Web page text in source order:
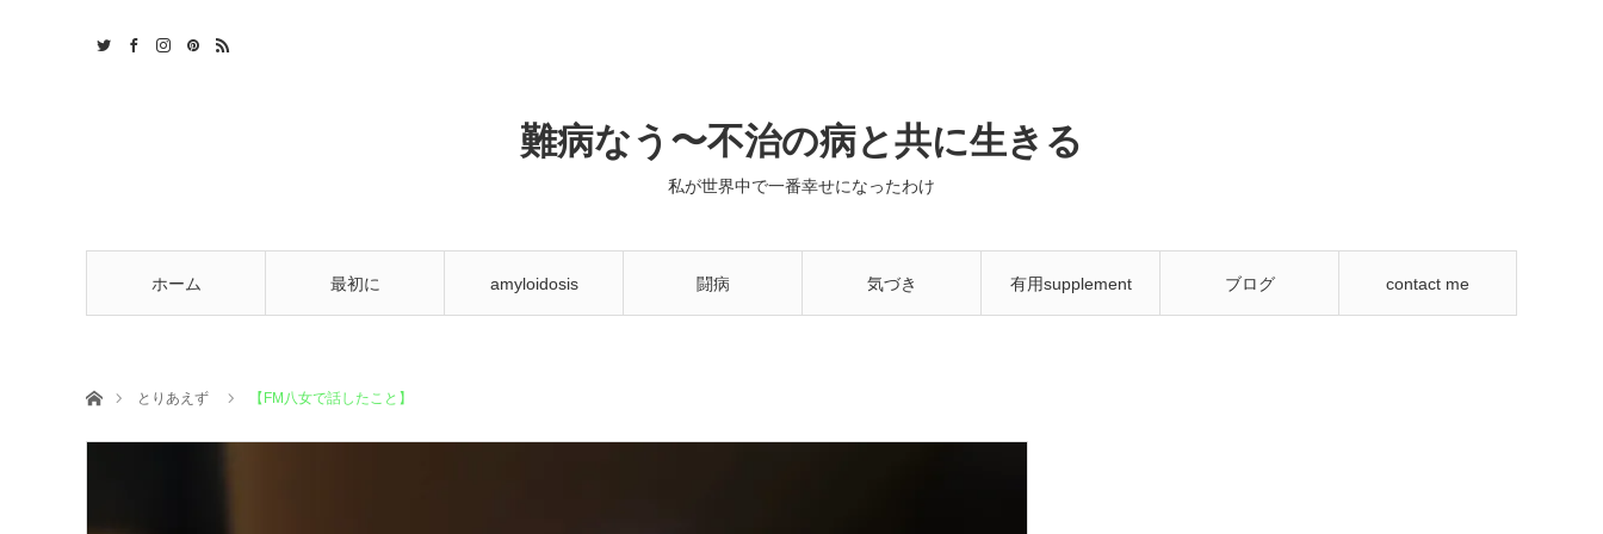
難病なう〜不治の病と共に生きる
私が世界中で一番幸せになったわけ
ホーム 最初に amyloidosis 闘病 気づき 有用supplement ブログ contact me
ホームとりあえず 【FM八女で話したこと】